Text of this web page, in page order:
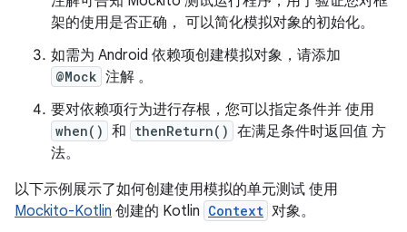
架的使用是否正确， 可以简化模拟对象的初始化。
如需为 Android 依赖项创建模拟对象，请添加
@Mock 注解 。
要对依赖项行为进行存根，您可以指定条件并 使用
when() 和 thenReturn() 在满足条件时返回值 方
法。
以下示例展示了如何创建使用模拟的单元测试 使用
Mockito-Kotlin 创建的 Kotlin Context 对象。